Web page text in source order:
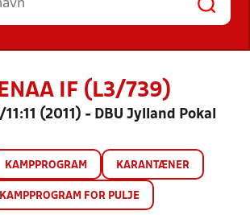
IF (L3/739)
(2011) - DBU Jylland Pokal
KAMPPROGRAM KARANTÆNER
KAMPPROGRAM FOR PULJE